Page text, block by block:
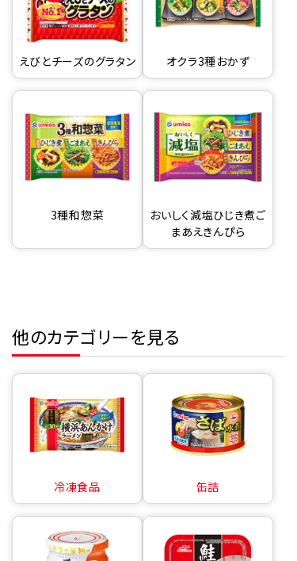
えびとチーズのグラタン オクラ3種おかず
3種和惣菜
おいしく減塩ひじき煮ご
まあえきんぴら
他のカテゴリーを見る
冷凍食品 缶詰